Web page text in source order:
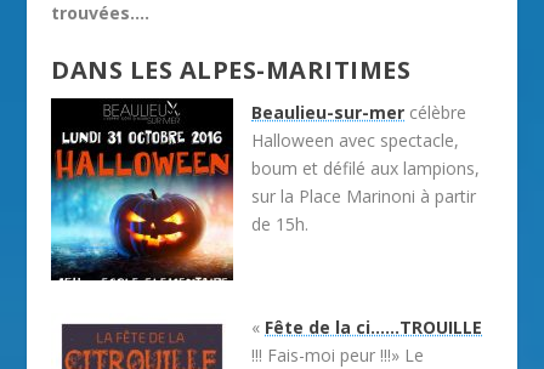
trouvées….
DANS LES ALPES-MARITIMES
Beaulieu-sur-mer célèbre
Halloween avec spectacle,
boum et défilé aux lampions,
sur la Place Marinoni à partir
de 15h.
« Fête de la ci……TROUILLE
!!! Fais-moi peur !!!» Le